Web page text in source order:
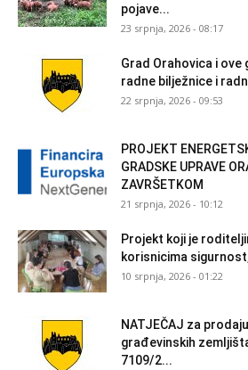
pojave...
23 srpnja, 2026 - 08:17
Grad Orahovica i
radne bilježnice i
22 srpnja, 2026 - 09:53
PROJEKT
GRADSKE UPRAVE
ZAVRŠETKOM
21 srpnja, 2026 - 10:12
Projekt koji je
korisnicima
10 srpnja, 2026 - 01:22
NATJEČAJ za
građevinskih
7109/2...